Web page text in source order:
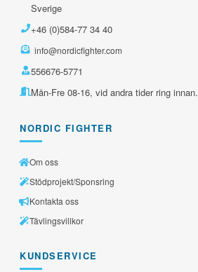
Sverige
+46 (0)584-77 34 40
info@nordicfighter.com
556676-5771
Mån-Fre 08-16, vid andra tider ring innan.
NORDIC FIGHTER
Om oss
Stödprojekt/Sponsring
Kontakta oss
Tävlingsvillkor
KUNDSERVICE